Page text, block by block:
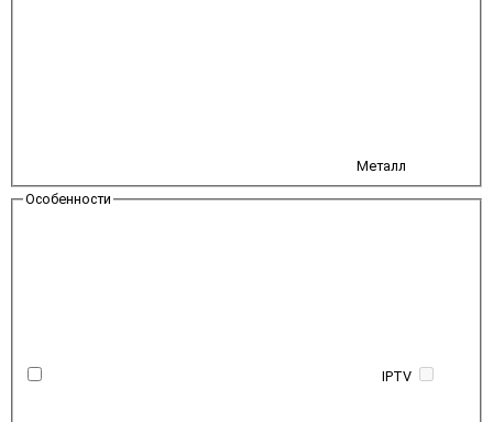
Металл
Особенности
IPTV